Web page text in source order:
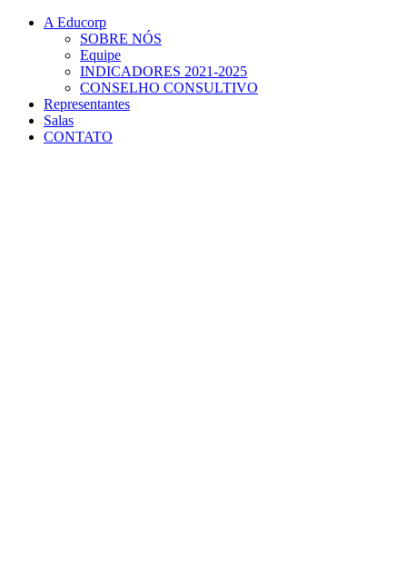
Conteúdo principal
A Educorp
SOBRE NÓS
Equipe
INDICADORES 2021-2025
CONSELHO CONSULTIVO
Representantes
Salas
CONTATO